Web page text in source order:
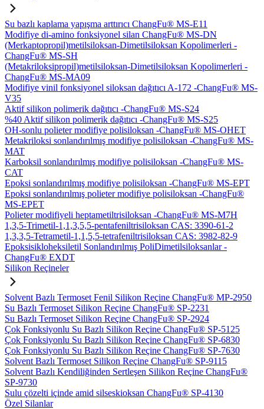
Su bazlı kaplama yapışma arttırıcı ChangFu® MS-E11
Modifiye di-amino fonksiyonel silan ChangFu® MS-DN
(Merkaptopropil)metilsiloksan-Dimetilsiloksan Kopolimerleri -
ChangFu® MS-SH
(Metakriloksipropil)metilsiloksan-Dimetilsiloksan Kopolimerleri -
ChangFu® MS-MA09
Modifiye vinil fonksiyonel siloksan dağıtıcı A-172 -ChangFu® MS-
V35
Aktif silikon polimerik dağıtıcı -ChangFu® MS-S24
%40 Aktif silikon polimerik dağıtıcı -ChangFu® MS-S25
OH-sonlu polieter modifiye polisiloksan -ChangFu® MS-OHET
Metakriloksi sonlandırılmış modifiye polisiloksan -ChangFu® MS-
MAT
Karboksil sonlandırılmış modifiye polisiloksan -ChangFu® MS-
CAT
Epoksi sonlandırılmış modifiye polisiloksan -ChangFu® MS-EPT
Epoksi sonlandırılmış polieter modifiye polisiloksan -ChangFu®
MS-EPET
Polieter modifiyeli heptametiltrisiloksan -ChangFu® MS-M7H
1,3,5-Trimetil-1,1,3,5,5-pentafeniltrisiloksan CAS: 3390-61-2
1,3,3,5-Tetrametil-1,1,5,5-tetrafeniltrisiloksan CAS: 3982-82-9
Epoksisikloheksiletil Sonlandırılmış PoliDimetilsiloksanlar -
ChangFu® EXDT
Silikon Reçineler
Solvent Bazlı Termoset Fenil Silikon Reçine ChangFu® MP-2950
Su Bazlı Termoset Silikon Reçine ChangFu® SP-2231
Su Bazlı Termoset Silikon Reçine ChangFu® SP-2924
Çok Fonksiyonlu Su Bazlı Silikon Reçine ChangFu® SP-5125
Çok Fonksiyonlu Su Bazlı Silikon Reçine ChangFu® SP-6830
Çok Fonksiyonlu Su Bazlı Silikon Reçine ChangFu® SP-7630
Solvent Bazlı Termoset Silikon Reçine ChangFu® SP-9115
Solvent Bazlı Kendiliğinden Sertleşen Silikon Reçine ChangFu®
SP-9730
Sulu çözelti içinde amid silseskioksan ChangFu® SP-4130
Özel Silanlar